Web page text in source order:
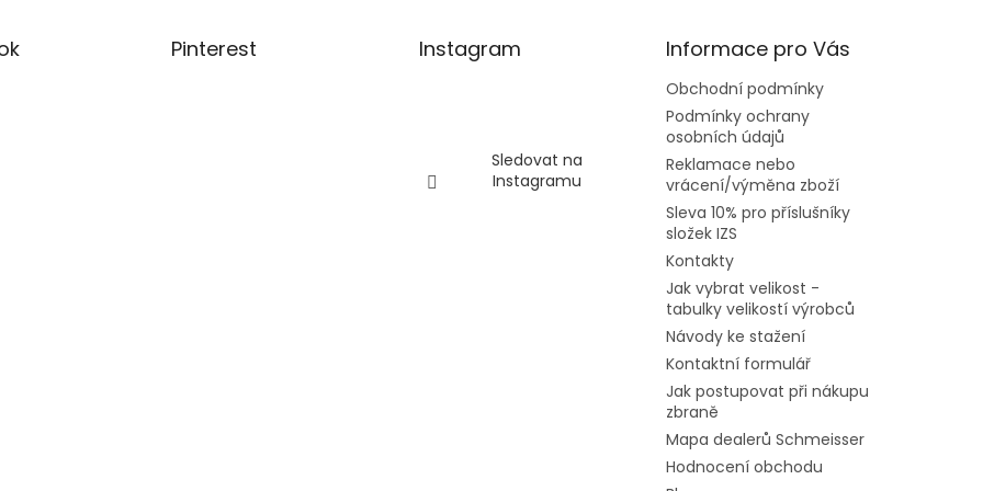
Pinterest Instagram
Sledovat na
Instagramu
Informace pro Vás
Obchodní podmínky
Podmínky ochrany
osobních údajů
Reklamace nebo
vrácení/výměna zboží
Sleva 10% pro příslušníky
složek IZS
Kontakty
Jak vybrat velikost -
tabulky velikostí výrobců
Návody ke stažení
Kontaktní formulář
Jak postupovat při nákupu
zbraně
Mapa dealerů Schmeisser
Hodnocení obchodu